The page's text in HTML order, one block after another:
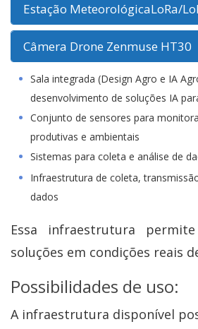
Estação MeteorológicaLoRa/
Câmera Drone Zenmuse HT30
Sala integrada (Design Agro e IA
desenvolvimento de soluções IA
Conjunto de sensores para
produtivas e ambientais
Sistemas para coleta e análise de
Infraestrutura de coleta,
dados
Essa infraestrutura
soluções em condições reais
Possibilidades de uso:
A infraestrutura disponível